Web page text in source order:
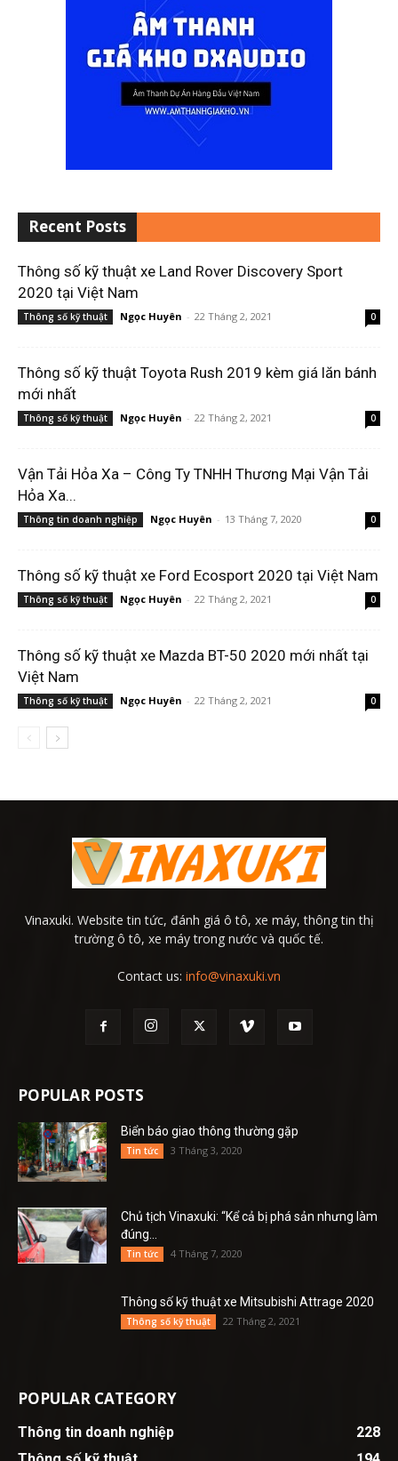
Recent Posts
Thông số kỹ thuật xe Land Rover Discovery Sport
2020 tại Việt Nam
Thông số kỹ thuật Ngọc Huyên - 22 Tháng 2, 2021 0
Thông số kỹ thuật Toyota Rush 2019 kèm giá lăn bánh
mới nhất
Thông số kỹ thuật Ngọc Huyên - 22 Tháng 2, 2021 0
Vận Tải Hỏa Xa – Công Ty TNHH Thương Mại Vận Tải
Hỏa Xa...
Thông tin doanh nghiệp Ngọc Huyên - 13 Tháng 7, 2020 0
Thông số kỹ thuật xe Ford Ecosport 2020 tại Việt Nam
Thông số kỹ thuật Ngọc Huyên - 22 Tháng 2, 2021 0
Thông số kỹ thuật xe Mazda BT-50 2020 mới nhất tại
Việt Nam
Thông số kỹ thuật Ngọc Huyên - 22 Tháng 2, 2021 0
Vinaxuki. Website tin tức, đánh giá ô tô, xe máy, thông tin thị
trường ô tô, xe máy trong nước và quốc tế.
Contact us: info@vinaxuki.vn
POPULAR POSTS
Biển báo giao thông thường gặp
Tin tức 3 Tháng 3, 2020
Chủ tịch Vinaxuki: “Kể cả bị phá sản nhưng làm
đúng...
Tin tức 4 Tháng 7, 2020
Thông số kỹ thuật xe Mitsubishi Attrage 2020
Thông số kỹ thuật 22 Tháng 2, 2021
POPULAR CATEGORY
Thông tin doanh nghiệp
228